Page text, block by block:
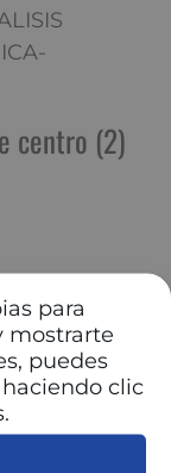
para
mostrarte
puedes
clic
centro (2)